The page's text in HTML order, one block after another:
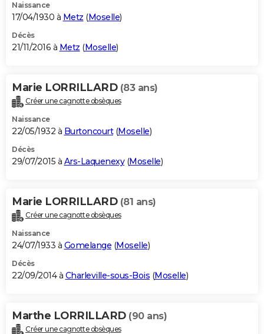
Naissance
17/04/1930 à Metz (Moselle)
Décès
21/11/2016 à Metz (Moselle)
Marie LORRILLARD (83 ans)
Créer une cagnotte obsèques
Naissance
22/05/1932 à Burtoncourt(Moselle)
Décès
29/07/2015 à Ars-Laquenexy(Moselle)
Marie LORRILLARD (81 ans)
Créer une cagnotte obsèques
Naissance
24/07/1933 à Gomelange (Moselle)
Décès
22/09/2014 à Charleville-sous-Bois (Moselle)
Marthe LORRILLARD (90 ans)
Créer une cagnotte obsèques